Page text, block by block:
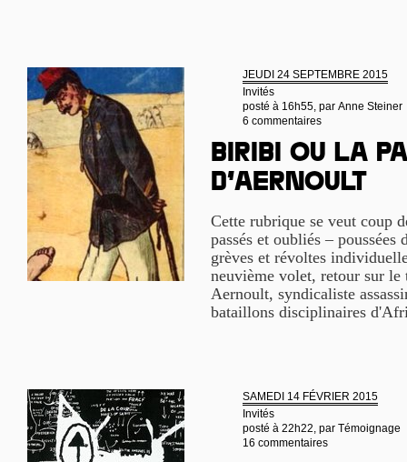
JEUDI 24 SEPTEMBRE 2015
Invités
posté à 16h55, par Anne Steiner
6 commentaires
Biribi ou la
d’Aernoult
Cette rubrique se veut coup
passés et oubliés –
grèves et révoltes
neuvième volet, retour sur
Aernoult, syndicaliste
bataillons disciplinaires
SAMEDI 14 FÉVRIER 2015
Invités
posté à 22h22, par Témoignage
16 commentaires